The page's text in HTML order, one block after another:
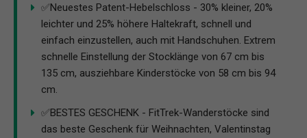
✅Neuestes Patent-Hebelschloss - 30% kleiner, 20%
leichter und 25% höhere Haltekraft, schnell und
einfach einzustellen, auch mit Handschuhen. Extrem
schnelle Einstellung der Stocklänge von 67 cm bis
135 cm, ausziehbare Kinderstöcke von 58 cm bis 94
cm.
✅BESTES GESCHENK - FitTrek-Wanderstöcke sind
das beste Geschenk für Weihnachten, Valentinstag